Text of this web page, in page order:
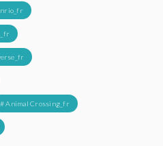
# Animal Crossing_fr